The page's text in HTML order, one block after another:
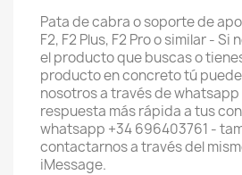
Pata de cabra o soporte de
F2, F2 Plus, F2 Pro o similar -
el producto que buscas o
producto en concreto tú
nosotros a través de
respuesta más rápida a tus
whatsapp +34 696403761 -
contactarnos a través del
iMessage.